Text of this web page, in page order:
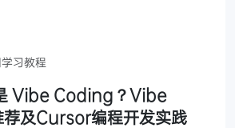
习教程
Vibe Coding？Vibe
及Cursor编程开发实践